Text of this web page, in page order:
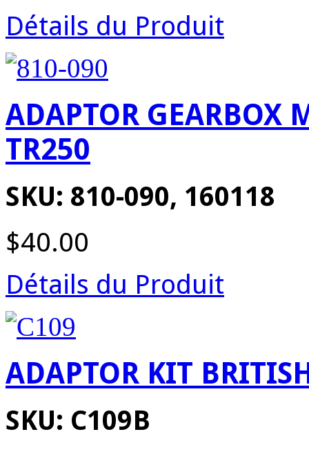
Détails du Produit
ADAPTOR GEARBOX
TR250
SKU: 810-090, 160118
$40.00
Détails du Produit
ADAPTOR KIT
SKU: C109B